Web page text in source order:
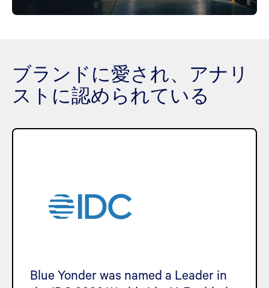
ブランドに愛され、アナリ
ストに認められている
Blue Yonder was named a Leader in